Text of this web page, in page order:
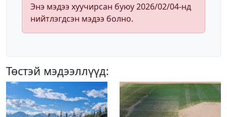
Энэ мэдээ хуучирсан буюу 2026/02/04-нд
нийтлэгдсэн мэдээ болно.
Төстэй мэдээллүүд: